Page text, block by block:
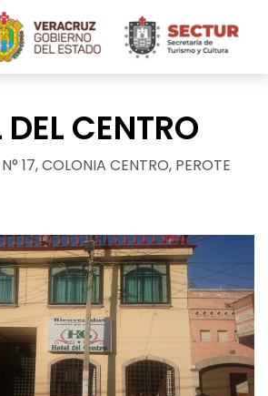
DEL CENTRO
17, COLONIA CENTRO, PEROTE